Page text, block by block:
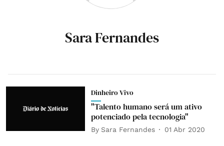
Sara Fernandes
Dinheiro Vivo
"Talento humano será um ativo
potenciado pela tecnologia"
By Sara Fernandes 01 Abr 2020